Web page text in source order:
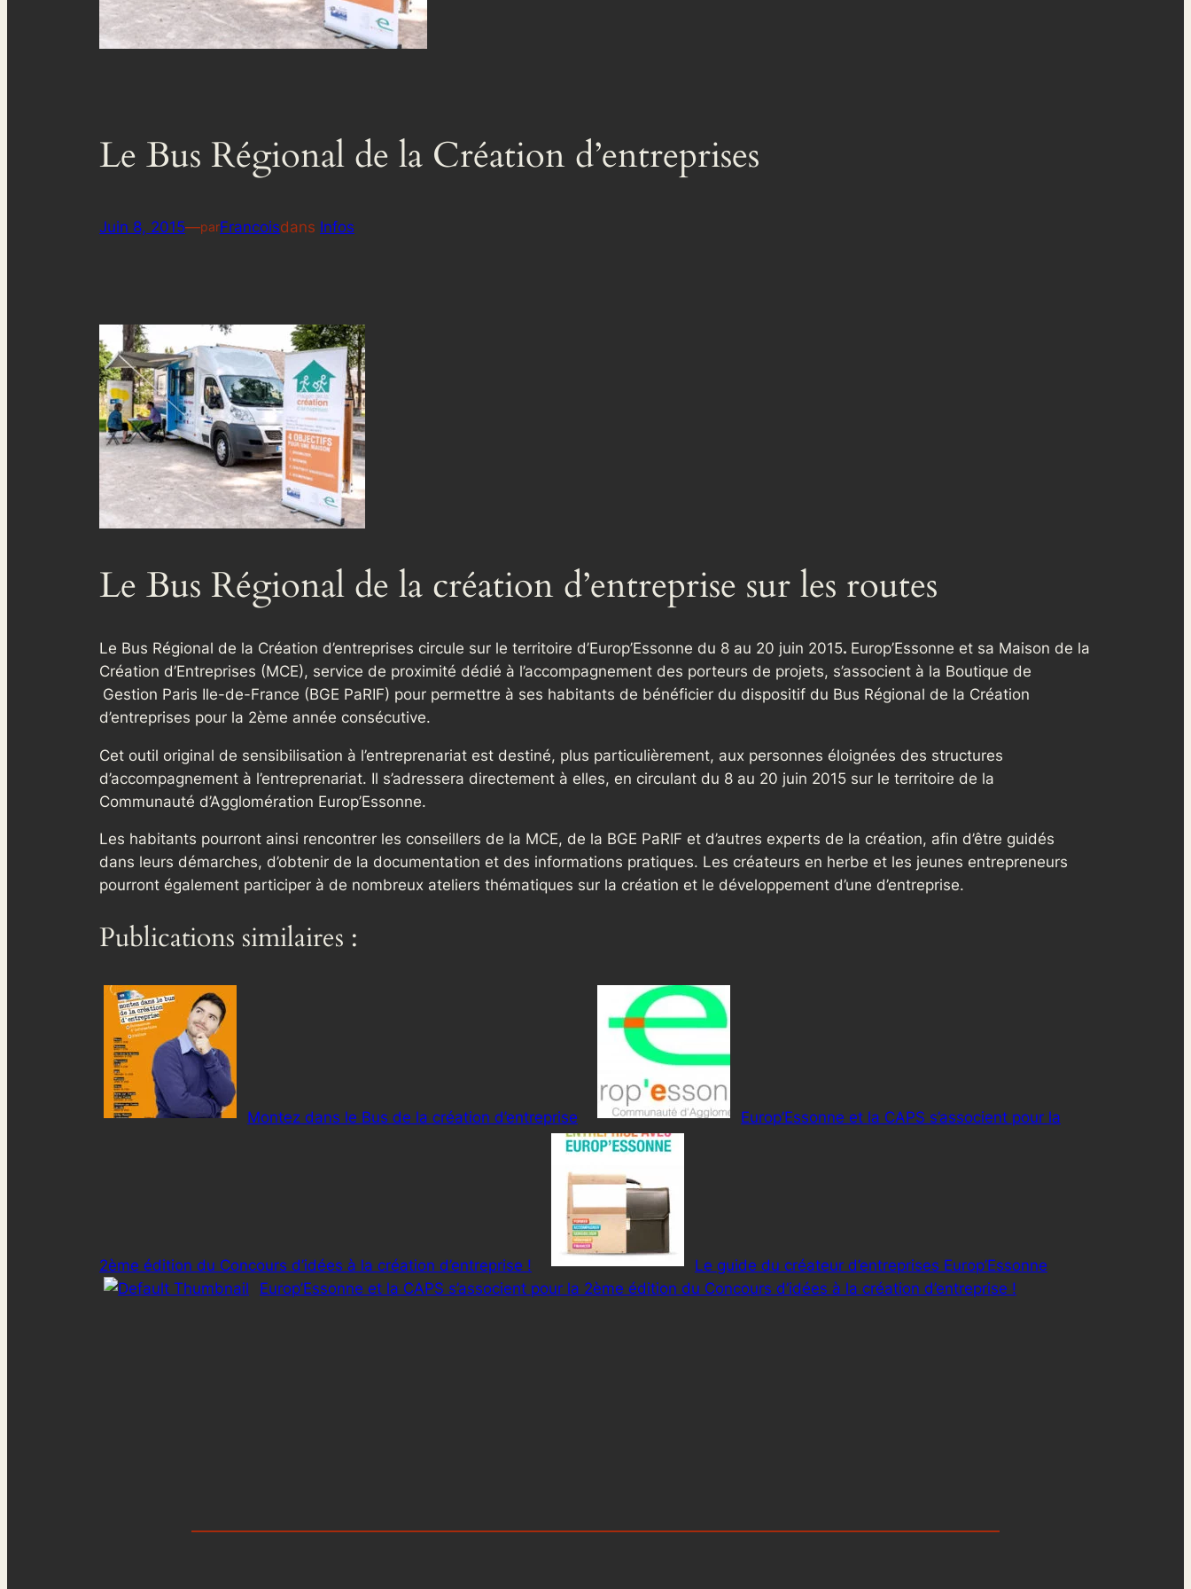
Le Bus Régional de la Création d’entreprises
Juin 8, 2015—parFrancoisdans Infos
Le Bus Régional de la création d’entreprise sur les routes
Le Bus Régional de la Création d’entreprises circule sur le territoire d’Europ’Essonne du 8 au 20 juin 2015. Europ’Essonne et sa Maison de la
Création d’Entreprises (MCE), service de proximité dédié à l’accompagnement des porteurs de projets, s’associent à la Boutique de
Gestion Paris Ile-de-France (BGE PaRIF) pour permettre à ses habitants de bénéficier du dispositif du Bus Régional de la Création
d’entreprises pour la 2ème année consécutive.
Cet outil original de sensibilisation à l’entreprenariat est destiné, plus particulièrement, aux personnes éloignées des structures
d’accompagnement à l’entreprenariat. Il s’adressera directement à elles, en circulant du 8 au 20 juin 2015 sur le territoire de la
Communauté d’Agglomération Europ’Essonne.
Les habitants pourront ainsi rencontrer les conseillers de la MCE, de la BGE PaRIF et d’autres experts de la création, afin d’être guidés
dans leurs démarches, d’obtenir de la documentation et des informations pratiques. Les créateurs en herbe et les jeunes entrepreneurs
pourront également participer à de nombreux ateliers thématiques sur la création et le développement d’une d’entreprise.
Publications similaires :
Montez dans le Bus de la création d’entreprise Europ’Essonne et la CAPS s’associent pour la
2ème édition du Concours d’idées à la création d’entreprise !
Le guide du créateur d’entreprises Europ’Essonne
Europ’Essonne et la CAPS s’associent pour la 2ème édition du Concours d’idées à la création d’entreprise !